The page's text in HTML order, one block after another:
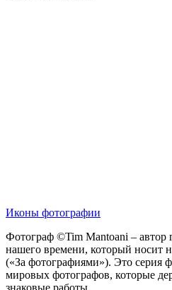
Иконы фотографии
Фотограф ©Tim Mantoani – автор
нашего времени, который носит
(«За фотографиями»). Это серия
мировых фотографов, которые
знаковые работы.